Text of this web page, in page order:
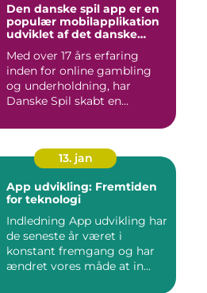
Den danske spil app er en
populær mobilapplikation
udviklet af det danske
Med over 17 års erfaring
inden for online gambling
og underholdning, har
Danske Spil skabt en
13. jan
App udvikling: Fremtiden
for teknologi
Indledning App udvikling har
de seneste år været i
konstant fremgang og har
ændret vores måde at in...